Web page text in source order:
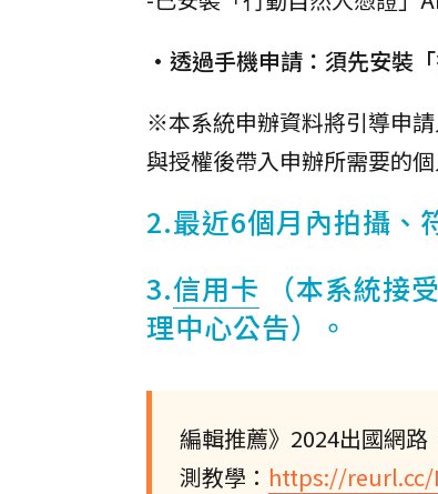
•透過手機申請：須先安裝
※本系統申辦資料將引導申
與授權後帶入申辦所需要的
2.最近6個月內拍攝、
3.信用卡
（本系統接
理中心公告）。
編輯推薦》2024出國網
測教學： https://reurl.cc/